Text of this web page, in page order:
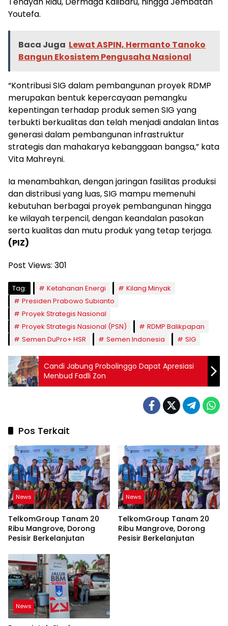
Youtefa.
Baca Juga Lewat ASPIN, Hermanto Tanoko
Bangun Ekosistem Pengusaha Nasional
“Kontribusi SIG dalam pembangunan proyek RDMP
merupakan bentuk kepercayaan pemangku
kepentingan terhadap produk semen SIG yang
terbukti berkualitas dan telah menjadi andalan lintas
generasi dalam pembangunan infrastruktur
strategis dan mahakarya kebanggaan bangsa,” kata
Vita Mahreyni.
Ia menambahkan, dengan jaringan fasilitas produksi
dan distribusi yang luas, SIG mampu memenuhi
kebutuhan berbagai proyek pembangunan hingga
ke wilayah terpencil, dengan keandalan pasokan
serta kualitas dan mutu produk yang tetap terjaga.
(PIZ)
Post Views: 301
Tag: Ketahanan Energi
Kilang Minyak
Presiden Prabowo Subianto
Proyek Strategis Nasional
Proyek Strategis Nasional (PSN)
RDMP Balikpapan
Semen DuPro+ HSR
Semen Indonesia SIG
Candi Jabung Probolinggo Dapat Apresiasi
Menbud Fadli Zon
Pos Terkait
News
TelkomGroup Tanam 20
Ribu Mangrove, Dorong
Pesisir Berkelanjutan
News
TelkomGroup Tanam 20
Ribu Mangrove, Dorong
Pesisir Berkelanjutan
News